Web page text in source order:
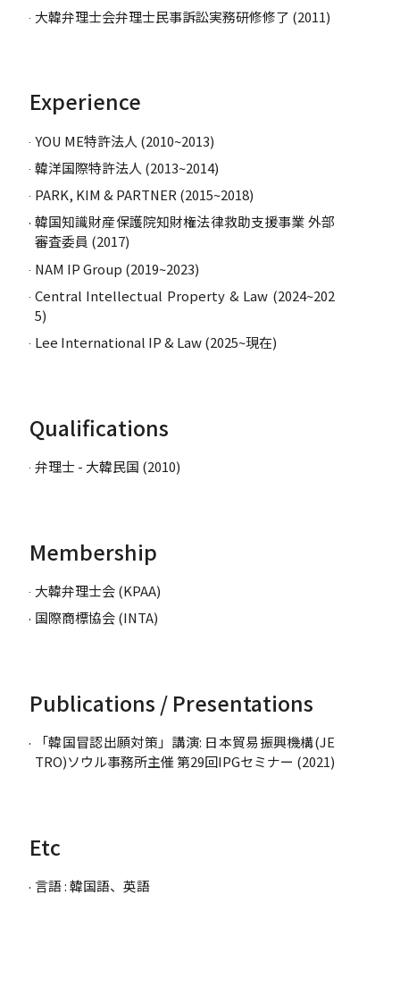
大韓弁理士会弁理士民事訴訟実務研修修了 (2011)
Experience
YOU ME特許法人 (2010~2013)
韓洋国際特許法人 (2013~2014)
PARK, KIM & PARTNER (2015~2018)
韓国知識財産保護院知財権法律救助支援事業 外部
審査委員 (2017)
NAM IP Group (2019~2023)
Central Intellectual Property & Law (2024~202
5)
Lee International IP & Law (2025~現在)
Qualifications
弁理士 - 大韓民国 (2010)
Membership
大韓弁理士会 (KPAA)
国際商標協会 (INTA)
Publications / Presentations
「韓国冒認出願対策」講演: 日本貿易振興機構(JE
TRO)ソウル事務所主催 第29回IPGセミナー (2021)
Etc
言語 : 韓国語、英語